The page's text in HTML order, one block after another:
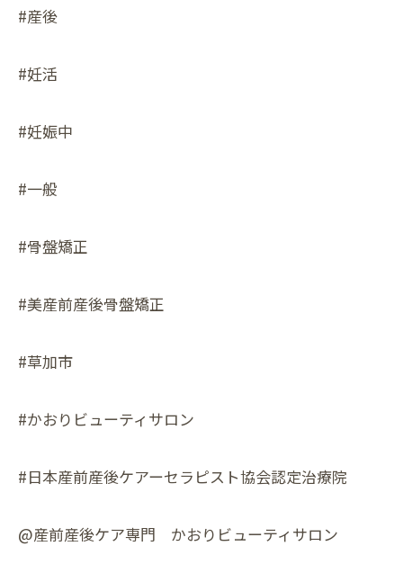
#産後
#妊活
#妊娠中⁡
#一般
#骨盤矯正
#美産前産後骨盤矯正
#草加市
#かおりビューティサロン
#日本産前産後ケアーセラピスト協会認定治療院
@産前産後ケア専門 かおりビューティサロン